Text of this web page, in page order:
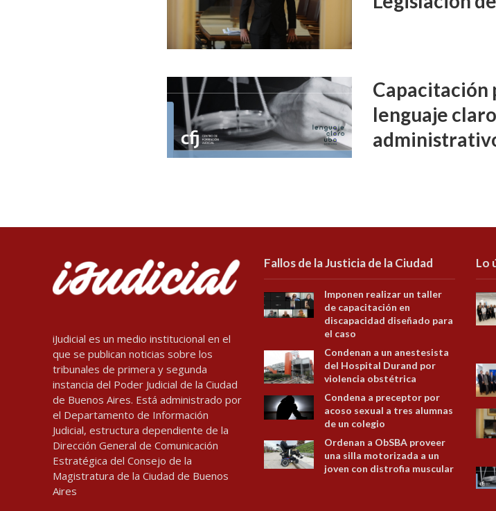
Capacitación
lenguaje
iJudicial es un medio institucional en el
que se publican noticias sobre los
tribunales de primera y segunda
instancia del Poder Judicial de la Ciudad
de Buenos Aires. Está administrado por
el Departamento de Información
Judicial, estructura dependiente de la
Dirección General de Comunicación
Estratégica del Consejo de la
Magistratura de la Ciudad de Buenos
Aires
Fallos de la Justicia de la Ciudad
Imponen realizar un taller
de capacitación en
discapacidad diseñado para
el caso
Condenan a un anestesista
del Hospital Durand por
violencia obstétrica
Condena a preceptor por
acoso sexual a tres alumnas
de un colegio
Ordenan a ObSBA proveer
una silla motorizada a un
joven con distrofia muscular
Lo